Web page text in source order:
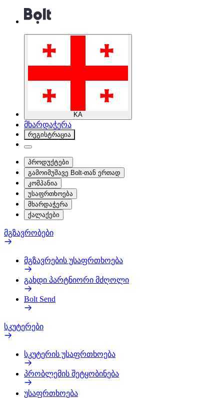
KA
მხარდაჭერა
რეგისტრაცია
პროდუქტები
გამოიმუშავე Bolt-თან ერთად
კომპანია
უსაფრთხოება
მხარდაჭერა
ქალაქები
მგზავრობები
მგზავრების უსაფრთხოება
გახდი პარტნიორი მძღოლი
Bolt Send
სკუტერები
სკუტერის უსაფრთხოება
პრობლემის შეტყობინება
უსაფრთხოება